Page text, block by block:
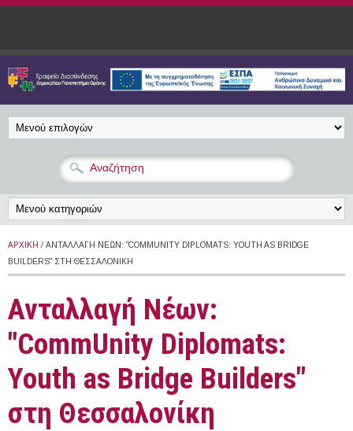
Παράκαμψη προς το κυρίως περιεχόμενο
ΑΡΧΙΚΉ / ΑΝΤΑΛΛΑΓΉ ΝΈΩΝ: "COMMUNITY DIPLOMATS: YOUTH AS BRIDGE
BUILDERS" ΣΤΗ ΘΕΣΣΑΛΟΝΊΚΗ
Ανταλλαγή Νέων:
"CommUnity Diplomats:
Youth as Bridge Builders"
στη Θεσσαλονίκη